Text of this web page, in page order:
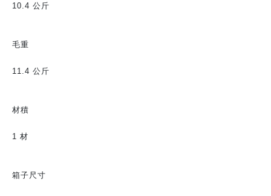
10.4 公斤
毛重
11.4 公斤
材積
1 材
箱子尺寸